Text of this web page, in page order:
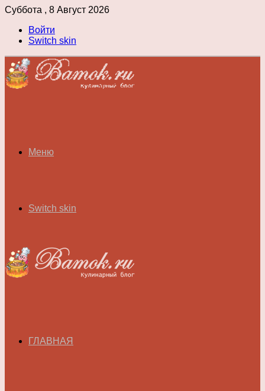
Суббота , 8 Август 2026
Войти
Switch skin
Меню
Switch skin
ГЛАВНАЯ